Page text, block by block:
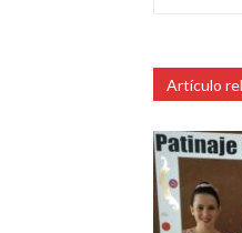
Artículo